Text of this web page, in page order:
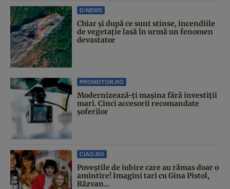
D:NEWS
Chiar și după ce sunt stinse, incendiile
de vegetație lasă în urmă un fenomen
devastator
PROMOTOR.RO
Modernizează-ți mașina fără investiții
mari. Cinci accesorii recomandate
șoferilor
CIAO.RO
Poveştile de iubire care au rămas doar o
amintire! Imagini tari cu Gina Pistol,
Răzvan...